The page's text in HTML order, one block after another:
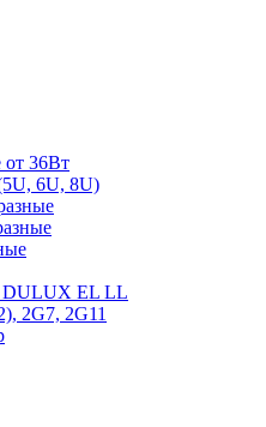
36Вт
6U, 8U)
DULUX EL LL
2G7, 2G11